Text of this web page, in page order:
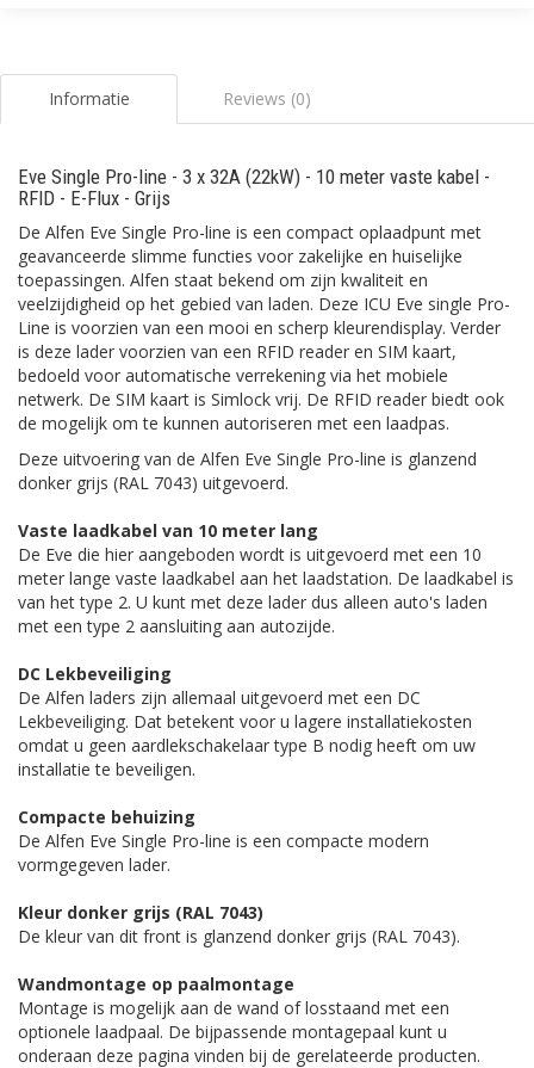
Informatie Reviews (0)
Eve Single Pro-line - 3 x 32A (22kW) - 10 meter vaste kabel -
RFID - E-Flux - Grijs
De Alfen Eve Single Pro-line is een compact oplaadpunt met
geavanceerde slimme functies voor zakelijke en huiselijke
toepassingen. Alfen staat bekend om zijn kwaliteit en
veelzijdigheid op het gebied van laden. Deze ICU Eve single Pro-
Line is voorzien van een mooi en scherp kleurendisplay. Verder
is deze lader voorzien van een RFID reader en SIM kaart,
bedoeld voor automatische verrekening via het mobiele
netwerk. De SIM kaart is Simlock vrij. De RFID reader biedt ook
de mogelijk om te kunnen autoriseren met een laadpas.
Deze uitvoering van de Alfen Eve Single Pro-line is glanzend
donker grijs (RAL 7043) uitgevoerd.
Vaste laadkabel van 10 meter lang
De Eve die hier aangeboden wordt is uitgevoerd met een 10
meter lange vaste laadkabel aan het laadstation. De laadkabel is
van het type 2. U kunt met deze lader dus alleen auto's laden
met een type 2 aansluiting aan autozijde.
DC Lekbeveiliging
De Alfen laders zijn allemaal uitgevoerd met een DC
Lekbeveiliging. Dat betekent voor u lagere installatiekosten
omdat u geen aardlekschakelaar type B nodig heeft om uw
installatie te beveiligen.
Compacte behuizing
De Alfen Eve Single Pro-line is een compacte modern
vormgegeven lader.
Kleur donker grijs (RAL 7043)
De kleur van dit front is glanzend donker grijs (RAL 7043).
Wandmontage op paalmontage
Montage is mogelijk aan de wand of losstaand met een
optionele laadpaal. De bijpassende montagepaal kunt u
onderaan deze pagina vinden bij de gerelateerde producten.